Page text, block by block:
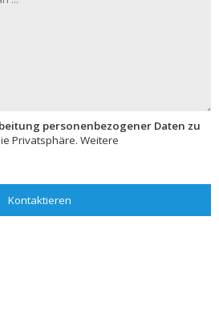
personenbezogener Daten zu
Privatsphäre. Weitere
Kontaktieren